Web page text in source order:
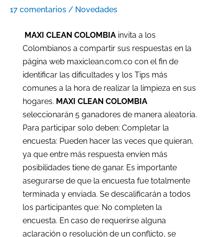
17 comentarios / Novedades
MAXI CLEAN COLOMBIA invita a los
Colombianos a compartir sus respuestas en la
página web maxiclean.com.co con el fin de
identificar las dificultades y los Tips más
comunes a la hora de realizar la limpieza en sus
hogares. MAXI CLEAN COLOMBIA
seleccionarán 5 ganadores de manera aleatoria.
Para participar solo deben: Completar la
encuesta: Pueden hacer las veces que quieran,
ya que entre más respuesta envíen más
posibilidades tiene de ganar. Es importante
asegurarse de que la encuesta fue totalmente
terminada y enviada. Se descalificarán a todos
los participantes que: No completen la
encuesta. En caso de requerirse alguna
aclaración o resolución de un conflicto, se